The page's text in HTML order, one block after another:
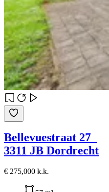
Bellevuestraat 27
3311 JB Dordrecht
€ 275,000 k.k.